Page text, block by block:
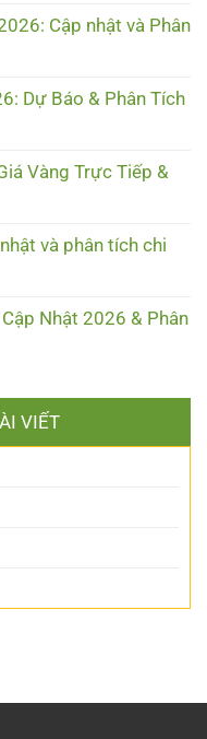
Cập nhật và Phân
Dự Báo & Phân Tích
Vàng Trực Tiếp &
và phân tích chi
Nhật 2026 & Phân
VIẾT